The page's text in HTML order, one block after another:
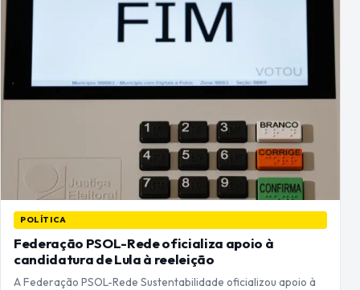
POLÍTICA
Federação PSOL-Rede oficializa apoio à
candidatura de Lula à reeleição
A Federação PSOL-Rede Sustentabilidade oficializou apoio à